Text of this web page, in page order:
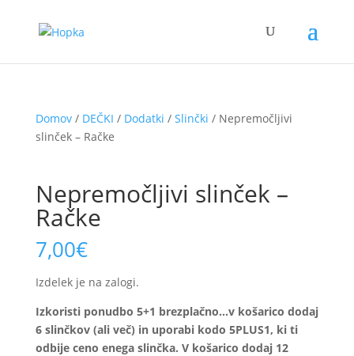
Domov/ DEČKI / Dodatki / Slinčki / Nepremočljivi
slinček – Račke
Nepremočljivi slinček –
Račke
7,00€
Izdelek je na zalogi.
Izkoristi ponudbo 5+1 brezplačno…v košarico dodaj
6 slinčkov (ali več) in uporabi kodo 5PLUS1, ki ti
odbije ceno enega slinčka. V košarico dodaj 12